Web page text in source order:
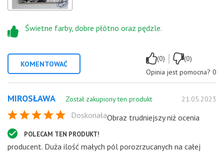
Świetne farby, dobre płótno oraz pędzle.
KOMENTOWAĆ
(0) |
(0)
Opinia jest pomocna? 0
MIROSŁAWA Został zakupiony ten produkt 21.05.2023
Doskonała
POLECAM TEN PRODUKT!
Obraz trudniejszy niż ocenia
producent. Duża ilość małych pól porozrzucanych na całej